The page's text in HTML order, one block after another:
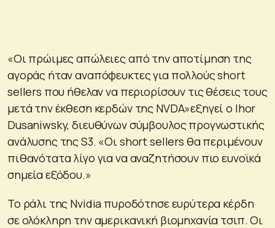
«Οι πρώιμες απώλειες από την αποτίμηση της
αγοράς ήταν αναπόφευκτες για πολλούς short
sellers που ήθελαν να περιορίσουν τις θέσεις τους
μετά την έκθεση κερδών της NVDA»εξηγεί ο Ihor
Dusaniwsky, διευθύνων σύμβουλος προγνωστικής
ανάλυσης της S3. «Οι short sellers θα περιμένουν
πιθανότατα λίγο για να αναζητήσουν πιο ευνοϊκά
σημεία εξόδου.»
Το ράλι της Nvidia πυροδότησε ευρύτερα κέρδη
σε ολόκληρη την αμερικανική βιομηχανία τσιπ. Οι